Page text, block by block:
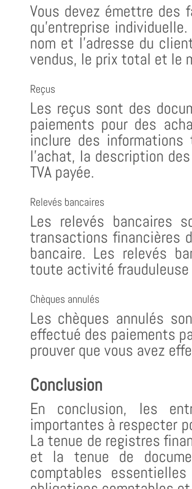
Vous devez émettre
qu’entreprise
nom et l’adresse du
vendus, le prix total et le
Reçus
Les reçus sont des
paiements pour des
inclure des
l’achat, la description
TVA payée.
Relevés bancaires
Les relevés bancaires
transactions financières
bancaire. Les relevés
toute activité
Chèques annulés
Les chèques annulés
effectué des paiements
prouver que vous avez
Conclusion
En conclusion, les
importantes à respecter
La tenue de registres
et la tenue de
comptables